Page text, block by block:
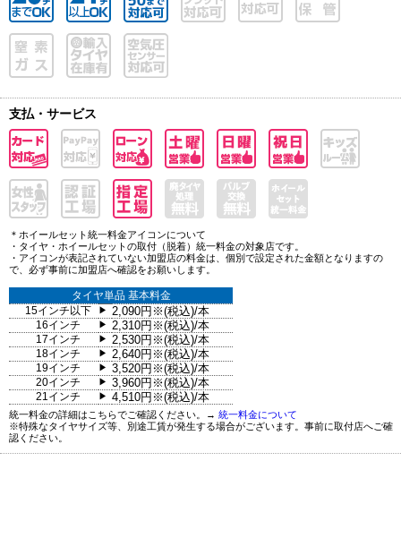
支払・サービス
＊ホイールセット統一料金アイコンについて
・タイヤ・ホイールセットの取付（脱着）統一料金の対象店です。
・アイコンが表記されていない加盟店の料金は、個別で設定された金額となりますの
で、必ず事前に加盟店へ確認をお願いします。
タイヤ単品 基本料金
15インチ以下
▶ 2,090円※(税込)/本
16インチ ▶ 2,310円※(税込)/本
17インチ ▶ 2,530円※(税込)/本
18インチ ▶ 2,640円※(税込)/本
19インチ ▶ 3,520円※(税込)/本
20インチ ▶ 3,960円※(税込)/本
21インチ ▶ 4,510円※(税込)/本
統一料金の詳細はこちらでご確認ください。→ 統一料金について
※特殊なタイヤサイズ等、別途工賃が発生する場合がございます。事前に取付店へご確
認ください。